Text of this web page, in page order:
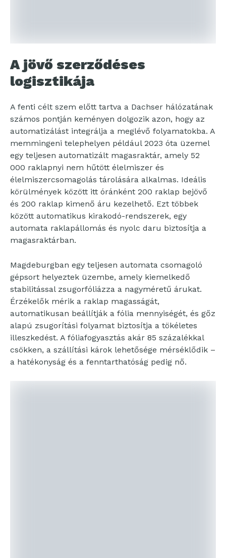
A jövő szerződéses
logisztikája
A fenti célt szem előtt tartva a Dachser hálózatának
számos pontján keményen dolgozik azon, hogy az
automatizálást integrálja a meglévő folyamatokba. A
memmingeni telephelyen például 2023 óta üzemel
egy teljesen automatizált magasraktár, amely 52
000 raklapnyi nem hűtött élelmiszer és
élelmiszercsomagolás tárolására alkalmas. Ideális
körülmények között itt óránként 200 raklap bejövő
és 200 raklap kimenő áru kezelhető. Ezt többek
között automatikus kirakodó-rendszerek, egy
automata raklapállomás és nyolc daru biztosítja a
magasraktárban.
Magdeburgban egy teljesen automata csomagoló
gépsort helyeztek üzembe, amely kiemelkedő
stabilitással zsugorfóliázza a nagyméretű árukat.
Érzékelők mérik a raklap magasságát,
automatikusan beállítják a fólia mennyiségét, és gőz
alapú zsugorítási folyamat biztosítja a tökéletes
illeszkedést. A fóliafogyasztás akár 85 százalékkal
csökken, a szállítási károk lehetősége mérséklődik –
a hatékonyság és a fenntarthatóság pedig nő.